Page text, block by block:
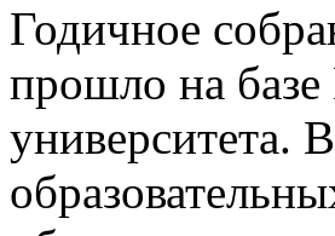
Годичное
прошло на базе
университета.